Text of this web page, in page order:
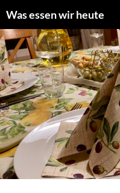
Inhalt
springen
Was essen wir heute